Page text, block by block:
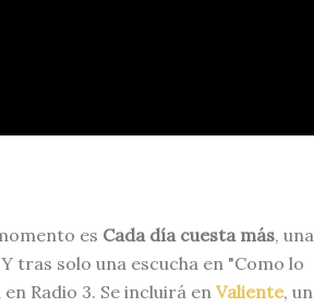
es Cada día cuesta más, una
Y tras solo una escucha en "Como lo
Radio 3. Se incluirá en Valiente, un